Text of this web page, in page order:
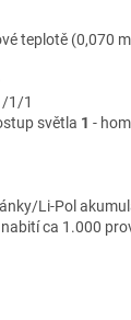
teplotě (0,070
1/1
světla 1 -
Li-Pol
ca 1.000